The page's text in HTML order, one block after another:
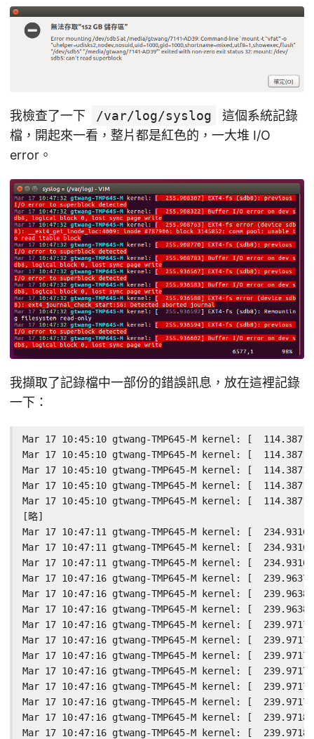
我檢查了一下 /var/log/syslog
這個系統記錄
檔，開起來一看，整片都是紅色的，一大堆 I/O
error。
我擷取了記錄檔中一部份的錯誤訊息，放在這裡記錄
一下：
Mar 17 10:45:10 gtwang-TMP645-M kernel: [
Mar 17 10:45:10 gtwang-TMP645-M kernel: [
Mar 17 10:45:10 gtwang-TMP645-M kernel: [
Mar 17 10:45:10 gtwang-TMP645-M kernel: [
Mar 17 10:45:10 gtwang-TMP645-M kernel: [
[略]
Mar 17 10:47:11 gtwang-TMP645-M kernel: [
Mar 17 10:47:11 gtwang-TMP645-M kernel: [
Mar 17 10:47:11 gtwang-TMP645-M kernel: [
Mar 17 10:47:16 gtwang-TMP645-M kernel: [
Mar 17 10:47:16 gtwang-TMP645-M kernel: [
Mar 17 10:47:16 gtwang-TMP645-M kernel: [
Mar 17 10:47:16 gtwang-TMP645-M kernel: [
Mar 17 10:47:16 gtwang-TMP645-M kernel: [
Mar 17 10:47:16 gtwang-TMP645-M kernel: [
Mar 17 10:47:16 gtwang-TMP645-M kernel: [
Mar 17 10:47:16 gtwang-TMP645-M kernel: [
Mar 17 10:47:16 gtwang-TMP645-M kernel: [
Mar 17 10:47:16 gtwang-TMP645-M kernel: [
Mar 17 10:47:16 gtwang-TMP645-M kernel: [